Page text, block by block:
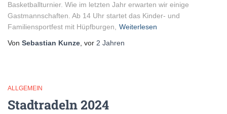
Basketballturnier. Wie im letzten Jahr erwarten wir einige
Gastmannschaften. Ab 14 Uhr startet das Kinder- und
Familiensportfest mit Hüpfburgen, Weiterlesen
Von Sebastian Kunze, vor 2 Jahren
ALLGEMEIN
Stadtradeln 2024